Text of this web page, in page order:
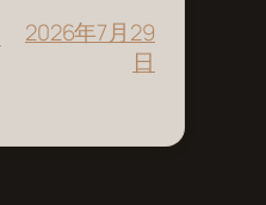
2026年7月29
日